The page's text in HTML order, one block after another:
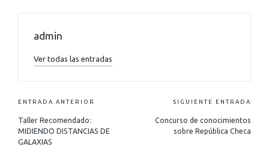
admin
Ver todas las entradas
ENTRADA ANTERIOR
Taller Recomendado:
MIDIENDO DISTANCIAS DE
GALAXIAS
SIGUIENTE ENTRADA
Concurso de conocimientos
sobre República Checa